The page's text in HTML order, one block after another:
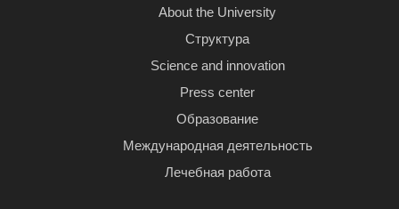
About the University
Структура
Science and innovation
Press center
Образование
Международная деятельность
Лечебная работа